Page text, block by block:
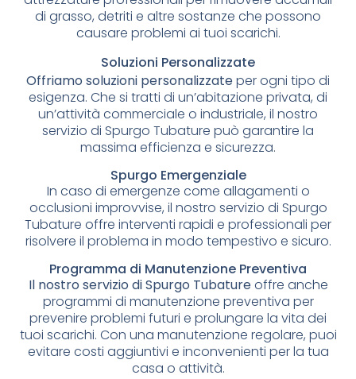
di grasso, detriti e altre sostanze che possono
causare problemi ai tuoi scarichi.
Soluzioni Personalizzate
Offriamo soluzioni personalizzateper ogni tipo di
esigenza. Che si tratti di un’abitazione privata, di
un’attività commerciale o industriale, il nostro
servizio di Spurgo Tubature può garantire la
massima efficienza e sicurezza.
Spurgo Emergenziale
In caso di emergenze come allagamenti o
occlusioni improvvise, il nostro servizio di Spurgo
Tubature offre interventi rapidi e professionali per
risolvere il problema in modo tempestivo e sicuro.
Programma di Manutenzione Preventiva
Il nostro servizio di Spurgo Tubatureoffre anche
programmi di manutenzione preventiva per
prevenire problemi futuri e prolungare la vita dei
tuoi scarichi. Con una manutenzione regolare, puoi
evitare costi aggiuntivi e inconvenienti per la tua
casa o attività.